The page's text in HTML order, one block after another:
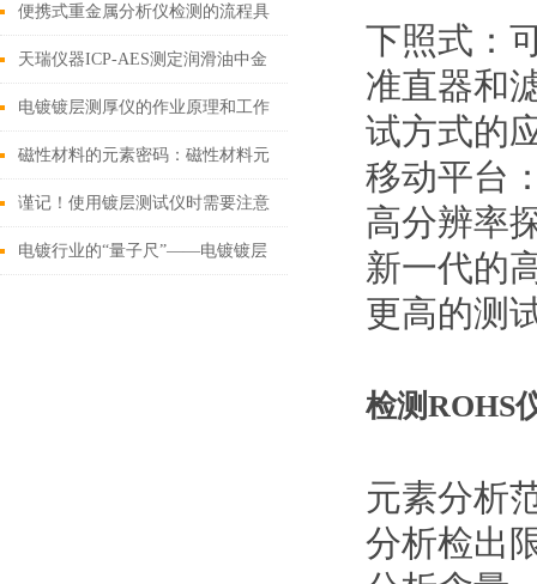
以不了解这些！
便携式重金属分析仪检测的流程具
体如下
天瑞仪器ICP-AES测定润滑油中金
属元素
电镀镀层测厚仪的作业原理和工作
条件
磁性材料的元素密码：磁性材料元
素成分分析仪技术解析与应用实践
谨记！使用镀层测试仪时需要注意
这些
电镀行业的“量子尺”——电镀镀层
下照式：
准直器和
试方式的
移动平台
高分辨率
新一代的
更高的测
检测ROHS
元素分析
分析检出